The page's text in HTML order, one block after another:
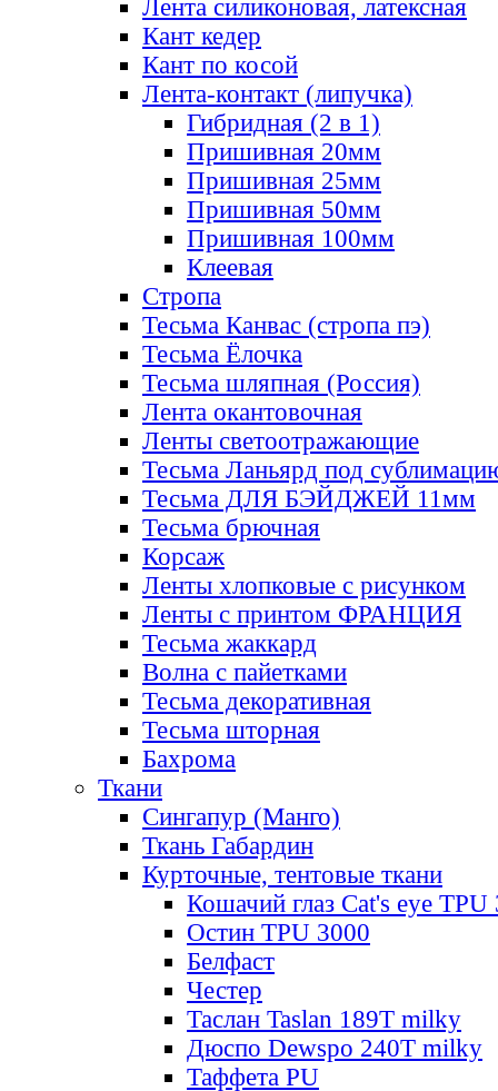
Лента силиконовая, латексная
Кант кедер
Кант по косой
Лента-контакт (липучка)
Гибридная (2 в 1)
Пришивная 20мм
Пришивная 25мм
Пришивная 50мм
Пришивная 100мм
Клеевая
Стропа
Тесьма Канвас (стропа пэ)
Тесьма Ёлочка
Тесьма шляпная (Россия)
Лента окантовочная
Ленты светоотражающие
Тесьма Ланьярд под
Тесьма ДЛЯ БЭЙДЖЕЙ 11мм
Тесьма брючная
Корсаж
Ленты хлопковые с рисунком
Ленты с принтом ФРАНЦИЯ
Тесьма жаккард
Волна с пайетками
Тесьма декоративная
Тесьма шторная
Бахрома
Ткани
Сингапур (Манго)
Ткань Габардин
Курточные, тентовые ткани
Кошачий глаз Cat's eye TPU
Остин TPU 3000
Белфаст
Честер
Таслан Taslan 189T milky
Дюспо Dewspo 240T milky
Таффета PU